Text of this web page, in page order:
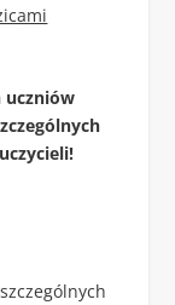
uczniów